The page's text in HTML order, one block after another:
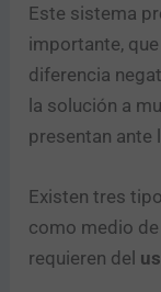
Este sistema
importante,
diferencia
la solución a
presentan ante
Existen tres
como medio
requieren del